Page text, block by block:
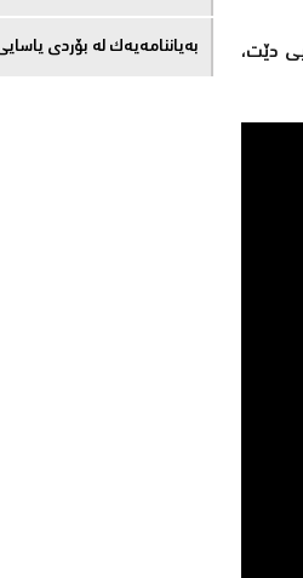
27ی مانگی داهاتوو كۆتایی دێت،
بەیاننامەیەک لە بۆردی